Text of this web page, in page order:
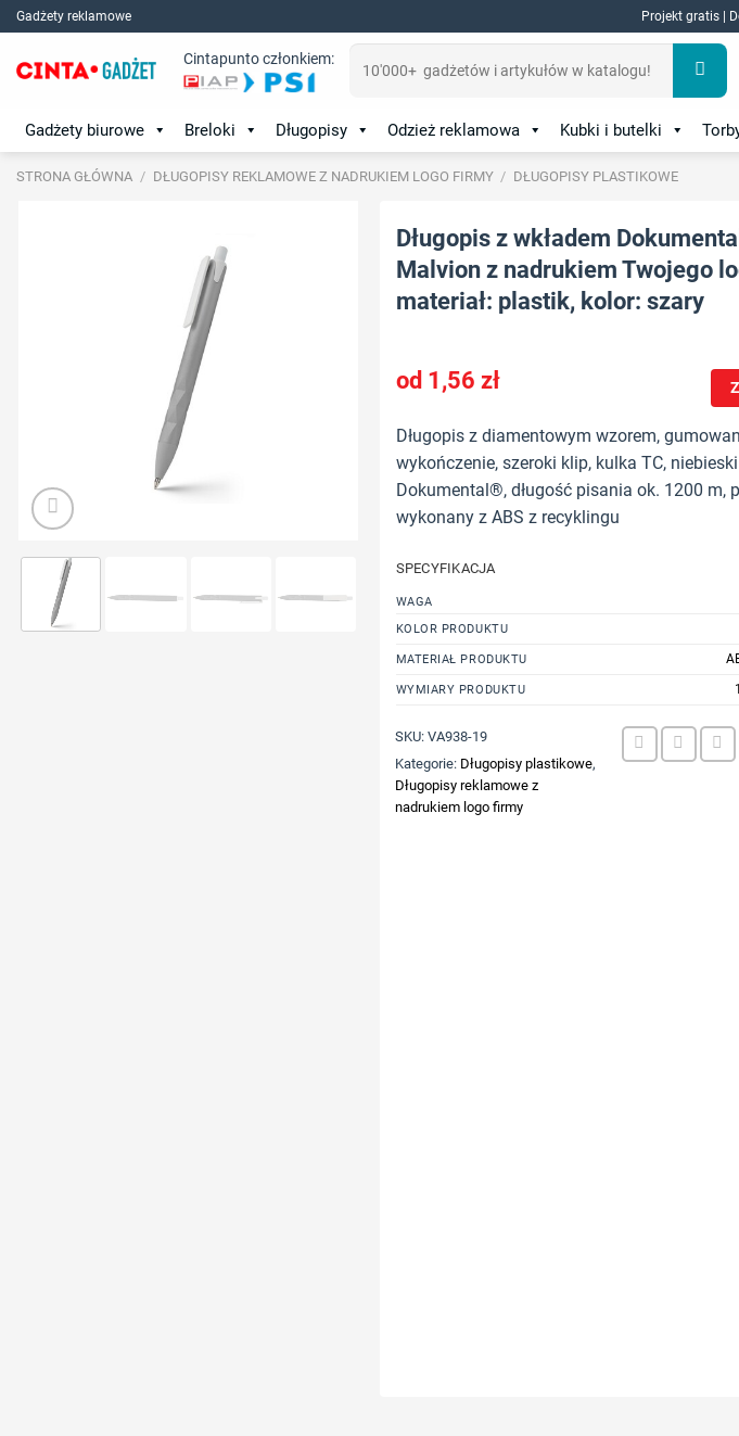
Skip
to
content
Gadżety reklamowe Projekt gratis |
Cintapunto członkiem:
Gadżety biurowe Breloki Długopisy Odzież reklamowa Kubki i butelki
STRONA GŁÓWNA / DŁUGOPISY REKLAMOWE Z NADRUKIEM LOGO FIRMY / DŁUGOPISY PLASTIKOWE
Długopis z wkładem
Malvion z nadrukiem Twojego
materiał: plastik, kolor: szary
1,56 zł
Długopis z diamentowym wzorem,
wykończenie, szeroki klip, kulka TC, niebieski
Dokumental®, długość pisania ok. 1200 m,
wykonany z ABS z recyklingu
SPECYFIKACJA
WAGA
KOLOR PRODUKTU
MATERIAŁ PRODUKTU
WYMIARY PRODUKTU
SKU:VA938-19
Kategorie: Długopisy plastikowe,
Długopisy reklamowe z
nadrukiem logo firmy